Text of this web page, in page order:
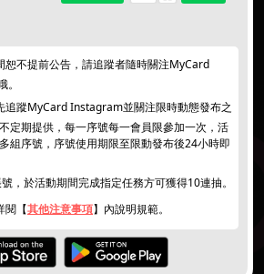
恕不提前公告，請追蹤者隨時關注MyCard
追蹤MyCard Instagram並關注限時動態發布之
定期提供，每一序號每一會員限參加一次，活
組序號，序號使用期限至限動發布後24小時即
，於活動期間完成指定任務方可獲得10連抽。
閱【其他注意事項】內說明規範。